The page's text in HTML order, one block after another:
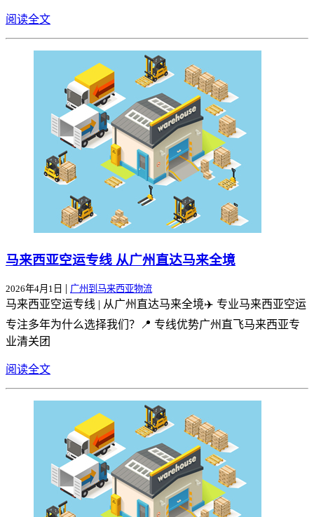
阅读全文
马来西亚空运专线 从广州直达马来全境
2026年4月1日 | 广州到马来西亚物流
马来西亚空运专线 | 从广州直达马来全境✈️ 专业马来西亚空运
专注多年为什么选择我们？📍 专线优势广州直飞马来西亚专
业清关团
阅读全文